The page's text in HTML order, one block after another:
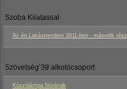
Szoba Kilatassal
Az én Lakástrendem 2011-ben - második rész
Szövetség’39 alkotócsoport
Kúszólámpa Nórának